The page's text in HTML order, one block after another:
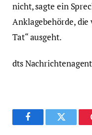
nicht, sagte ein
Anklagebehörde,
Tat“ ausgeht.
dts
FacebookTwitter